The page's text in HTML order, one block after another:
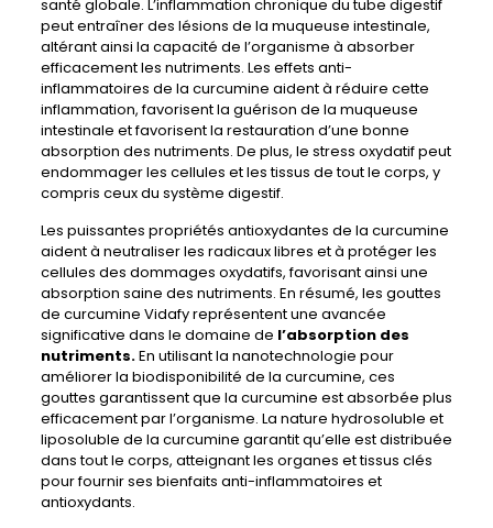
santé globale. L’inflammation chronique du tube digestif
peut entraîner des lésions de la muqueuse intestinale,
altérant ainsi la capacité de l’organisme à absorber
efficacement les nutriments. Les effets anti-
inflammatoires de la curcumine aident à réduire cette
inflammation, favorisent la guérison de la muqueuse
intestinale et favorisent la restauration d’une bonne
absorption des nutriments. De plus, le stress oxydatif peut
endommager les cellules et les tissus de tout le corps, y
compris ceux du système digestif.
Les puissantes propriétés antioxydantes de la curcumine
aident à neutraliser les radicaux libres et à protéger les
cellules des dommages oxydatifs, favorisant ainsi une
absorption saine des nutriments. En résumé, les gouttes
de curcumine Vidafy représentent une avancée
significative dans le domaine de l’absorption des
nutriments.En utilisant la nanotechnologie pour
améliorer la biodisponibilité de la curcumine, ces
gouttes garantissent que la curcumine est absorbée plus
efficacement par l’organisme. La nature hydrosoluble et
liposoluble de la curcumine garantit qu’elle est distribuée
dans tout le corps, atteignant les organes et tissus clés
pour fournir ses bienfaits anti-inflammatoires et
antioxydants.